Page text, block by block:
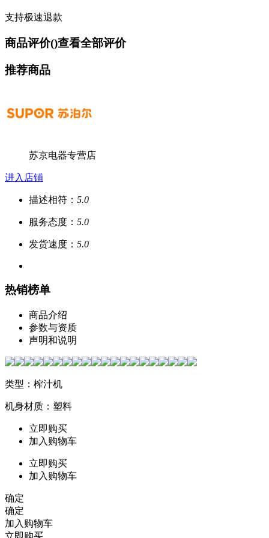
支持极速退款
商品评价()查看全部评价
推荐商品
苏京电器专营店
进入店铺
描述相符： 5.0
服务态度： 5.0
发货速度： 5.0
热销榜单
商品介绍
参数与资质
声明和说明
类型：榨汁机
机身材质：塑料
立即购买
加入购物车
立即购买
加入购物车
确定
确定
加入购物车
立即购买